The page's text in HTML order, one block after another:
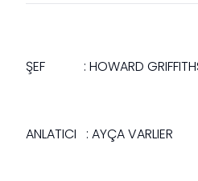
ŞEF : HOWARD
ANLATICI : AYÇA VARLIER